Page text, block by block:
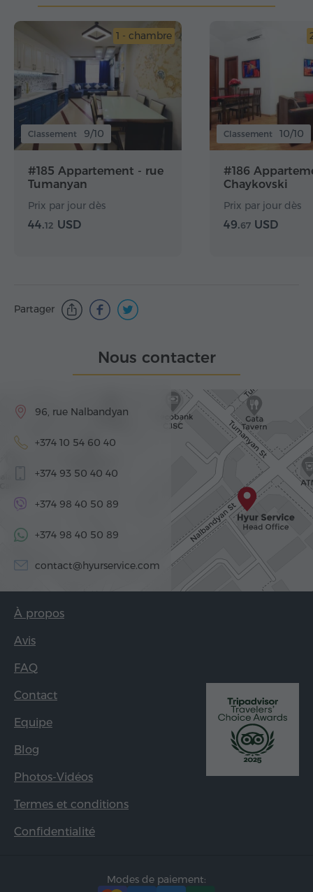
1 - chambre
Classement 9/10
#185 Appartement - rue
Tumanyan
Prix par jour dès
44.12 USD
Classement 10/10
#186
Chaykovski
Prix par jour dès
49.67 USD
Partager
Nous contacter
96, rue Nalbandyan
+374 10 54 60 40
+374 93 50 40 40
+374 98 40 50 89
+374 98 40 50 89
contact@hyurservice.com
À propos
Avis
FAQ
Contact
Equipe
Blog
Photos-Vidéos
Termes et conditions
Confidentialité
Modes de paiement: